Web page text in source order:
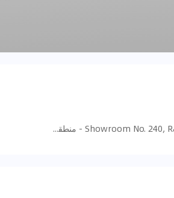
Showroom No. 240, Ras Al Khor, Al Aweer Ducamz - منطقة رأس الخور الصناعية - منطقة رأس الخور الصناعية - ٣ - دبي - الإمارات العربية المتحدة